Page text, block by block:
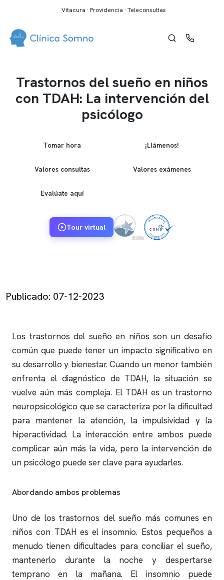
Vitacura · Providencia · Teleconsultas
Trastornos del sueño en niños
con TDAH: La intervención del
psicólogo
Tomar hora ¡Llámenos!
Valores consultas Valores exámenes
Evalúate aquí
Tour virtual
Publicado: 07-12-2023
Los trastornos del sueño en niños son un desafío
común que puede tener un impacto significativo en
su desarrollo y bienestar. Cuando un menor también
enfrenta el diagnóstico de TDAH, la situación se
vuelve aún más compleja. El TDAH es un trastorno
neuropsicológico que se caracteriza por la dificultad
para mantener la atención, la impulsividad y la
hiperactividad. La interacción entre ambos puede
complicar aún más la vida, pero la intervención de
un psicólogo puede ser clave para ayudarles.
Abordando ambos problemas
Uno de los trastornos del sueño más comunes en
niños con TDAH es elinsomnio. Estos pequeños a
menudo tienen dificultades para conciliar el sueño,
mantenerlo durante la noche y despertarse
temprano en la mañana. El insomnio puede